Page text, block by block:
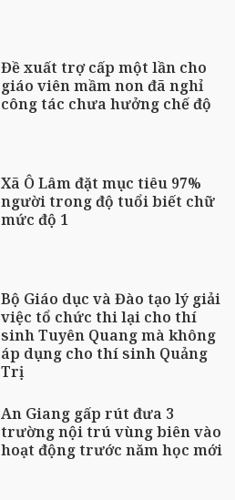
Đề xuất trợ cấp một lần cho
giáo viên mầm non đã nghỉ
công tác chưa hưởng chế độ
Xã Ô Lâm đặt mục tiêu 97%
người trong độ tuổi biết chữ
mức độ 1
Bộ Giáo dục và Đào tạo lý giải
việc tổ chức thi lại cho thí
sinh Tuyên Quang mà không
áp dụng cho thí sinh Quảng
Trị
An Giang gấp rút đưa 3
trường nội trú vùng biên vào
hoạt động trước năm học mới